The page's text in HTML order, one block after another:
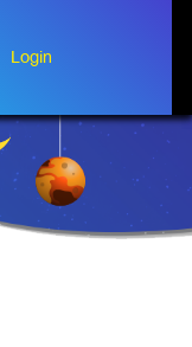
Login